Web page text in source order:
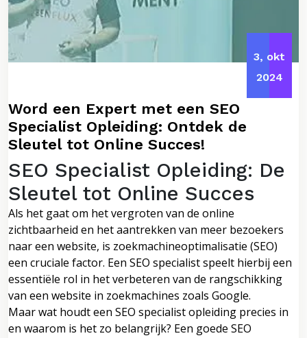
3, okt
2024
Word een Expert met een SEO
Specialist Opleiding: Ontdek de
Sleutel tot Online Succes!
SEO Specialist Opleiding: De
Sleutel tot Online Succes
Als het gaat om het vergroten van de online
zichtbaarheid en het aantrekken van meer bezoekers
naar een website, is zoekmachineoptimalisatie (SEO)
een cruciale factor. Een SEO specialist speelt hierbij een
essentiële rol in het verbeteren van de rangschikking
van een website in zoekmachines zoals Google.
Maar wat houdt een SEO specialist opleiding precies in
en waarom is het zo belangrijk? Een goede SEO